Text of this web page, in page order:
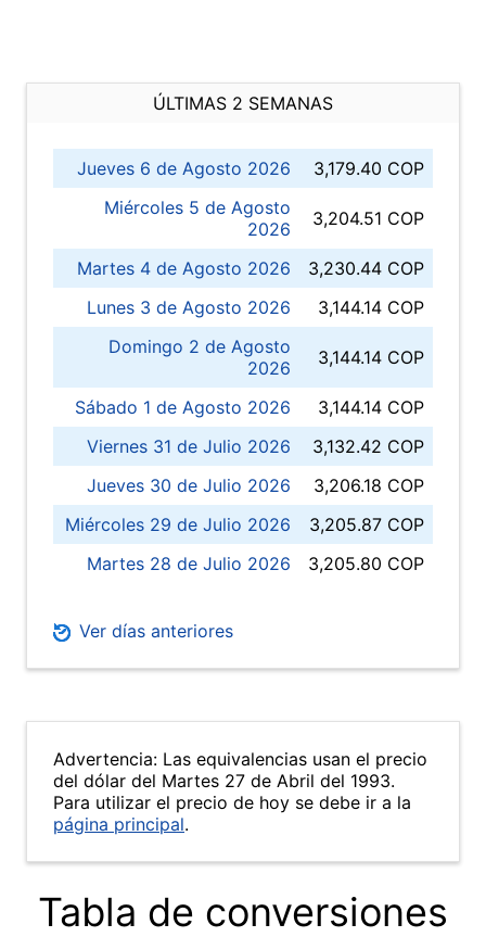
ÚLTIMAS 2 SEMANAS
Jueves 6 de Agosto 2026
3,179.40 COP
Miércoles 5 de Agosto
2026
3,204.51 COP
Martes 4 de Agosto 2026
3,230.44 COP
Lunes 3 de Agosto 2026
3,144.14 COP
Domingo 2 de Agosto
2026
3,144.14 COP
Sábado 1 de Agosto 2026
3,144.14 COP
Viernes 31 de Julio 2026
3,132.42 COP
Jueves 30 de Julio 2026
3,206.18 COP
Miércoles 29 de Julio 2026
3,205.87 COP
Martes 28 de Julio 2026
3,205.80 COP
Ver días anteriores
Advertencia: Las equivalencias usan el precio
del dólar del Martes 27 de Abril del 1993.
Para utilizar el precio de hoy se debe ir a la
página principal.
Tabla de conversiones